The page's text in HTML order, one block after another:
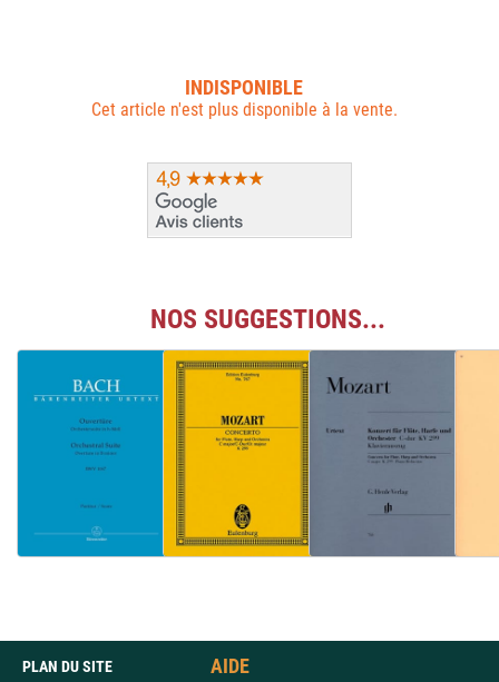
INDISPONIBLE
Cet article n'est plus disponible à la vente.
NOS SUGGESTIONS...
PLAN DU SITE AIDE